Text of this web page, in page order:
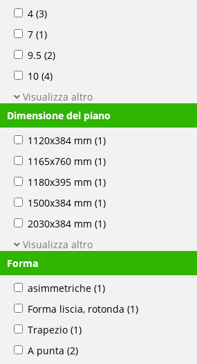
4 (3)
7 (1)
9.5 (2)
10 (4)
Visualizza altro
Dimensione del piano
1120x384 mm (1)
1165x760 mm (1)
1180x395 mm (1)
1500x384 mm (1)
2030x384 mm (1)
Visualizza altro
Forma
asimmetriche (1)
Forma liscia, rotonda (1)
Trapezio (1)
A punta (2)